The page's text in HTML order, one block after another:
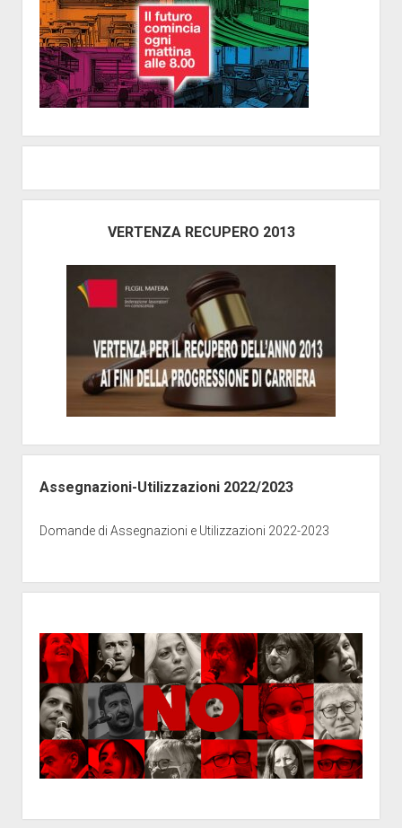
VERTENZA RECUPERO 2013
Assegnazioni-Utilizzazioni 2022/2023
Domande di Assegnazioni e Utilizzazioni 2022-2023